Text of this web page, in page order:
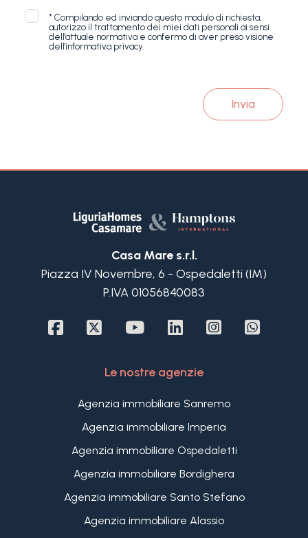
*Compilando ed inviando questo modulo di richiesta,
autorizzo il trattamento dei miei dati personali ai sensi
dell'attuale normativa e confermo di aver preso visione
dell'informativa privacy.
Invia
Casa Mare s.r.l.
Piazza IV Novembre, 6 - Ospedaletti (IM)
P.IVA 01056840083
Le nostre agenzie
Agenzia immobiliare Sanremo
Agenzia immobiliare Imperia
Agenzia immobiliare Ospedaletti
Agenzia immobiliare Bordighera
Agenzia immobiliare Santo Stefano
Agenzia immobiliare Alassio